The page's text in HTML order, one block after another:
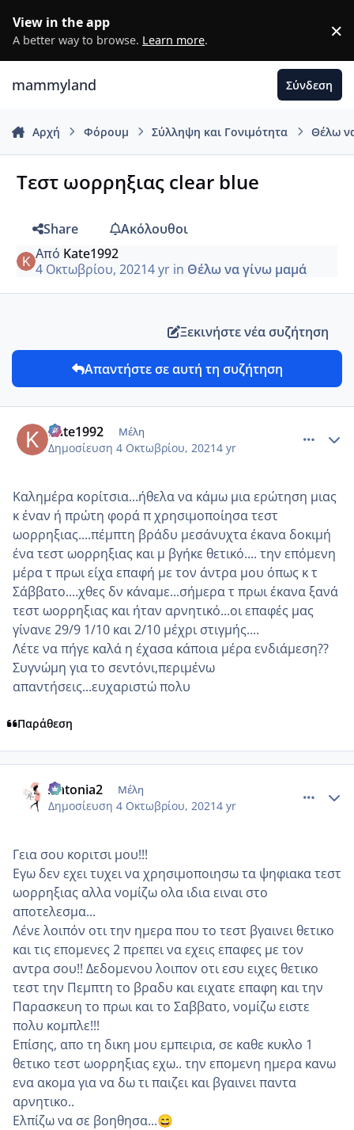
View in the app
A better way to browse. Learn more. ×
mammyland Σύνδεση
Αρχή Φόρουμ Σύλληψη και Γονιμότητα Θέλω
Τεστ ωορρηξιας clear blue
Share
Ακόλουθοι
Από Kate1992
4 Οκτωβρίου, 20214 yrin Θέλω να γίνω μαμά
Ξεκινήστε νέα συζήτηση
Απαντήστε σε αυτή τη συζήτηση
Kate1992 Μέλη
Δημοσίευση 4 Οκτωβρίου, 20214 yr
Καλημέρα κορίτσια...ήθελα να κάμω μια ερώτηση μιας
κ έναν ή πρώτη φορά π χρησιμοποίησα τεστ
ωορρηξιας....πέμπτη βράδυ μεσάνυχτα έκανα δοκιμή
ένα τεστ ωορρηξιας και μ βγήκε θετικό.... την επόμενη
μέρα τ πρωι είχα επαφή με τον άντρα μου όπως κ τ
Σάββατο....χθες δν κάναμε...σήμερα τ πρωι έκανα ξανά
τεστ ωορρηξιας και ήταν αρνητικό...οι επαφές μας
γίνανε 29/9 1/10 και 2/10 μέχρι στιγμής....
Λέτε να πήγε καλά η έχασα κάποια μέρα ενδιάμεση??
Συγνώμη για το σεντόνι,περιμένω
απαντήσεις...ευχαριστώ πολυ
Παράθεση
Antonia2 Μέλη
Δημοσίευση 4 Οκτωβρίου, 20214 yr
Γεια σου κοριτσι μου!!!
Εγω δεν εχει τυχει να χρησιμοποιησω τα ψηφιακα τεστ
ωορρηξιας αλλα νομίζω ολα ιδια ειναι στο
αποτελεσμα...
Λένε λοιπόν οτι την ημερα που το τεστ βγαινει θετικο
και τις επομενες 2 πρεπει να εχεις επαφες με τον
αντρα σου!! Δεδομενου λοιπον οτι εσυ ειχες θετικο
τεστ την Πεμπτη το βραδυ και ειχατε επαφη και την
Παρασκευη το πρωι και το Σαββατο, νομίζω ειστε
πολυ κομπλε!!!
Επίσης, απο τη δικη μου εμπειρια, σε καθε κυκλο 1
θετικο τεστ ωορρηξιας εχω.. την επομενη ημερα κανω
ενα ακομα για να δω τι παιζει και βγαινει παντα
αρνητικο..
Ελπίζω να σε βοηθησα...😄